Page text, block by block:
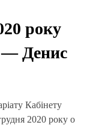
року
— Денис
Кабінету
2020 року о